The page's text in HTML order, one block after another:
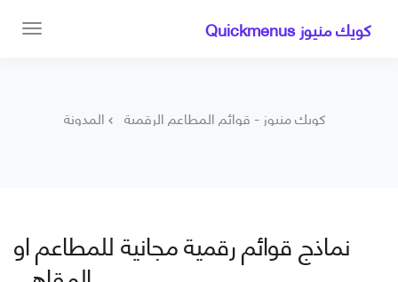
كويك منيوز Quickmenus
كويك منيوز - قوائم المطاعم الرقمية المدونة
نماذج قوائم رقمية مجانية للمطاعم او